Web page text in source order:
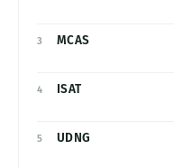
3 MCAS
4 ISAT
5 UDNG